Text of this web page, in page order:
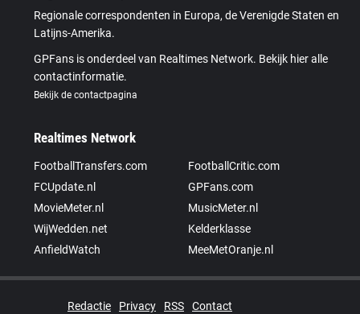
Regionale correspondenten in Europa, de Verenigde Staten en
Latijns-Amerika.
GPFans is onderdeel van Realtimes Network. Bekijk hier alle
contactinformatie.
Bekijk de contactpagina
Realtimes Network
FootballTransfers.com
FootballCritic.com
FCUpdate.nl
GPFans.com
MovieMeter.nl
MusicMeter.nl
WijWedden.net
Kelderklasse
AnfieldWatch
MeeMetOranje.nl
Redactie Privacy RSS Contact